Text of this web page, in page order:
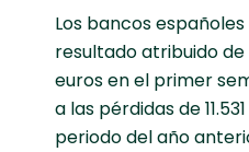
Los bancos
resultado atribuido de
euros en el primer
a las pérdidas de
periodo del año